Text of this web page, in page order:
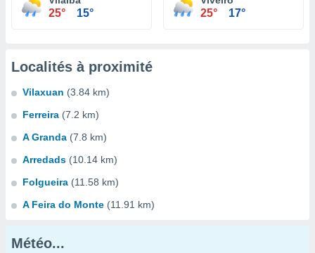
25° 15° 25° 17°
Localités à proximité
Vilaxuan (3.84 km)
Ferreira (7.2 km)
A Granda (7.8 km)
Arredads (10.14 km)
Folgueira (11.58 km)
A Feira do Monte (11.91 km)
Météo...